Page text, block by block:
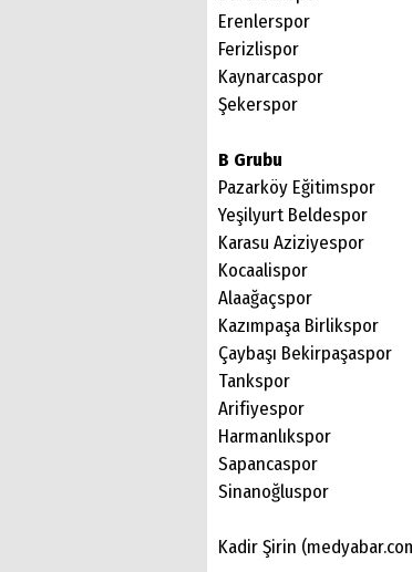
Erenlerspor
Ferizlispor
Kaynarcaspor
Şekerspor
B Grubu
Pazarköy Eğitimspor
Yeşilyurt Beldespor
Karasu Aziziyespor
Kocaalispor
Alaağaçspor
Kazımpaşa Birlikspor
Çaybaşı Bekirpaşaspor
Tankspor
Arifiyespor
Harmanlıkspor
Sapancaspor
Sinanoğluspor
Kadir Şirin